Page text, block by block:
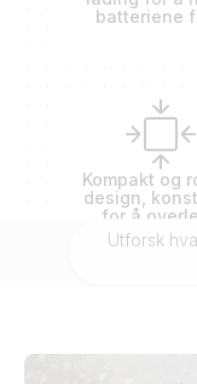
batteriene
Kompakt og
design,
for å
ekstreme
Utforsk